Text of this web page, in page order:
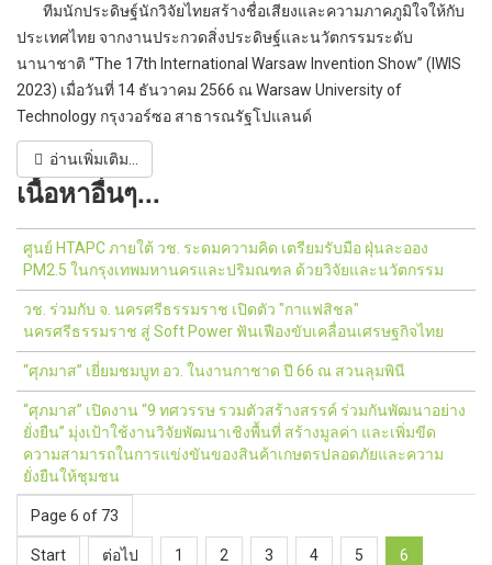
ทีมนักประดิษฐ์นักวิจัยไทยสร้างชื่อเสียงและความภาคภูมิใจให้กับ
ประเทศไทย จากงานประกวดสิ่งประดิษฐ์และนวัตกรรมระดับ
นานาชาติ “The 17th International Warsaw Invention Show” (IWIS
2023) เมื่อวันที่ 14 ธันวาคม 2566 ณ Warsaw University of
Technology กรุงวอร์ซอ สาธารณรัฐโปแลนด์
อ่านเพิ่มเติม...
เนื้อหาอื่นๆ...
ศูนย์ HTAPC ภายใต้ วช. ระดมความคิด เตรียมรับมือ ฝุ่นละออง
PM2.5 ในกรุงเทพมหานครและปริมณฑล ด้วยวิจัยและนวัตกรรม
วช. ร่วมกับ จ. นครศรีธรรมราช เปิดตัว "กาแฟสิชล"
นครศรีธรรมราช สู่ Soft Power ฟันเฟืองขับเคลื่อนเศรษฐกิจไทย
“ศุภมาส” เยี่ยมชมบูท อว. ในงานกาชาด ปี 66 ณ สวนลุมพินี
“ศุภมาส” เปิดงาน “9 ทศวรรษ รวมตัวสร้างสรรค์ ร่วมกันพัฒนาอย่าง
ยั่งยืน” มุ่งเป้าใช้งานวิจัยพัฒนาเชิงพื้นที่ สร้างมูลค่า และเพิ่มขีด
ความสามารถในการแข่งขันของสินค้าเกษตรปลอดภัยและความ
ยั่งยืนให้ชุมชน
Page 6 of 73
Start ต่อไป 1 2 3 4 5 6